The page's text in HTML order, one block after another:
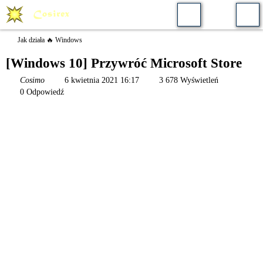
Jak działa 🔥 Windows
[Windows 10] Przywróć Microsoft Store
Cosimo 6 kwietnia 2021 16:17
3 678 Wyświetleń
0 Odpowiedź